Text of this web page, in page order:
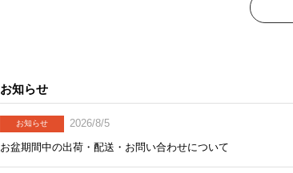
お知らせ
お知らせ
2026/8/5
お盆期間中の出荷・配送・お問い合わせについて